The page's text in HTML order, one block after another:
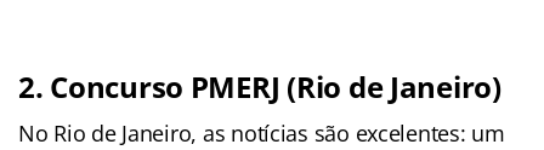
2. Concurso PMERJ (Rio de Janeiro)
No Rio de Janeiro, as notícias são excelentes: um